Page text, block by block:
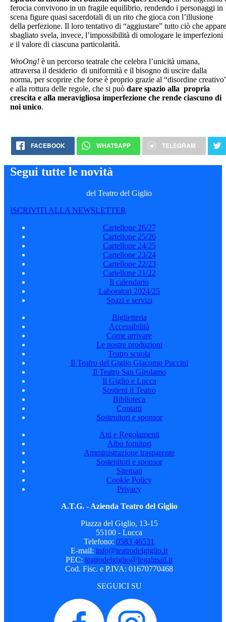
ferocia convivono in un fragile equilibrio, rendendo i personaggi in
scena figure quasi sacerdotali di un rito che gioca con l’illusione
della perfezione. Il loro tentativo di “aggiustare” tutto ciò che appare
sbagliato svela, invece, l’impossibilità di omologare le imperfezioni
e il valore di ciascuna particolarità.
WroOng! è un percorso teatrale che celebra l’unicità umana,
attraversa il desiderio di uniformità e il bisogno di uscire dalla
norma, per scoprire che forse è proprio grazie al “disordine
e alla rottura delle regole, che si può dare spazio alla propria
crescita e alla meravigliosa imperfezione che rende ciascuno di
noi unico.
FACEBOOK WHATSAPP TELEGRAM
Segui tutte le novità
del Teatro del Giglio
ISCRIVITI ALLA NEWSLETTER
Cartellone 26/27
Cartellone 25/26
Cartellone 24/25
Cartellone 23/24
Cartellone 22/23
Cartellone 21/22
Il calendario
Laboratori 2024/25
Spazi e servizi
Biglietteria
Accessibilità
Come arrivare
Le nostre produzioni
Teatro scuola
Il Teatro del Giglio Giacomo Puccini
Il Teatro San Girolamo
Il Giglio e Lucca
Sostieni il Teatro
Biblioteca
Contatti
Sostenitori e sponsor
Atti e Regolamenti
Albo fornitori
Amministrazione trasparente
Sostenitori e sponsor
Sitemap
Cookie Policy
Privacy
A.T.G. - Azienda Teatro del Giglio
Piazza del Giglio, 13-15
55100 - Lucca
Telefono: 0583 46531
E-mail: info@teatrodelgiglio.it
PEC: teatrodelgiglio@legalmail.it
Cod. Fisc. e P.IVA: 01670770468
SEGUICI SU